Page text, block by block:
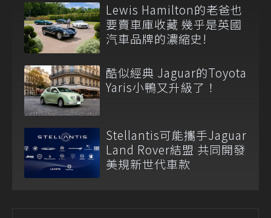
Lewis Hamilton的老爸也
要賣車庫收藏 幾乎是英國
汽車品牌的濃縮史!
酷似經典 Jaguar的Toyota
Yaris小鴨又升級了！
Stellantis可能攜手Jaguar
Land Rover結盟 共同開發
美規新世代車款